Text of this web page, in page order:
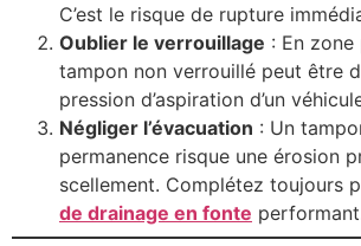
C’est le risque de rupture
Oublier le verrouillage : En
tampon non verrouillé peut être
pression d’aspiration d’un
Négliger l’évacuation : Un
permanence risque une érosion
scellement. Complétez toujours
de drainage en fonte